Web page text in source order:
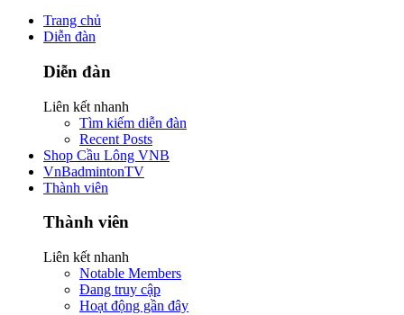
Trang chủ
Diễn đàn
Diễn đàn
Liên kết nhanh
Tìm kiếm diễn đàn
Recent Posts
Shop Cầu Lông VNB
VnBadmintonTV
Thành viên
Thành viên
Liên kết nhanh
Notable Members
Đang truy cập
Hoạt động gần đây